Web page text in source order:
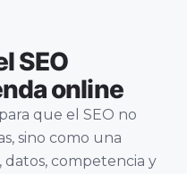
SEO
online
que el SEO no
sino como una
datos, competencia y